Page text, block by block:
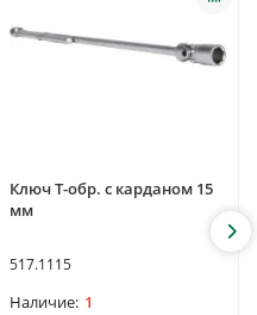
Ключ Т-обр. с карданом 15
мм
517.1115
1